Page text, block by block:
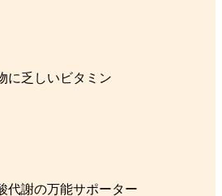
に乏しいビタミン
代謝の万能サポーター